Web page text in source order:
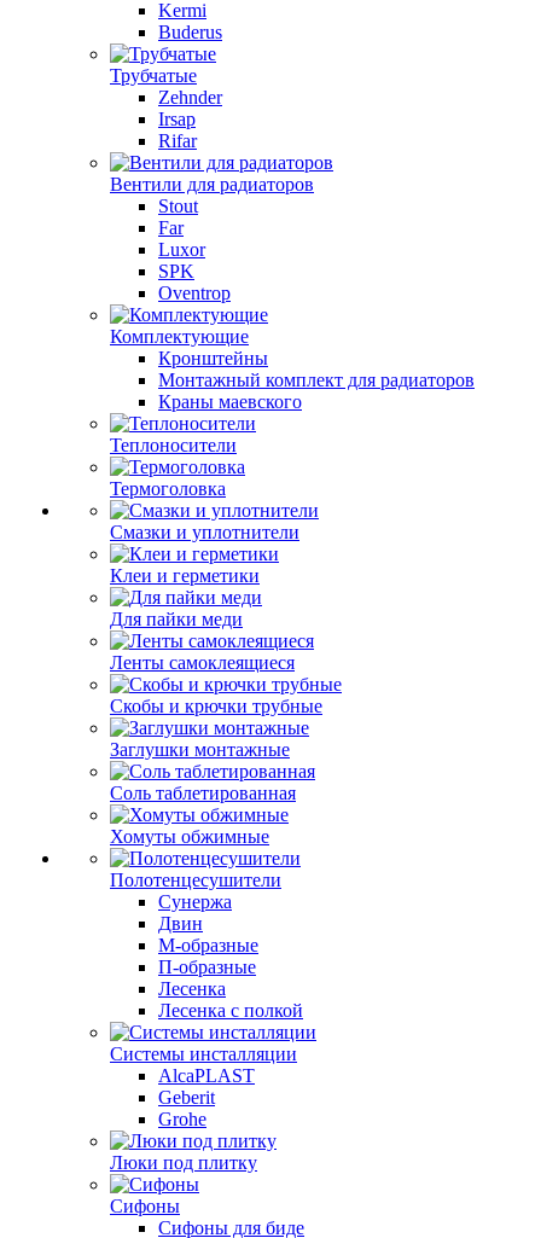
Kermi
Buderus
Трубчатые
Zehnder
Irsap
Rifar
Вентили для радиаторов
Stout
Far
Luxor
SPK
Oventrop
Комплектующие
Кронштейны
Монтажный комплект для радиаторов
Краны маевского
Теплоносители
Термоголовка
Смазки и уплотнители
Клеи и герметики
Для пайки меди
Ленты самоклеящиеся
Скобы и крючки трубные
Заглушки монтажные
Соль таблетированная
Хомуты обжимные
Полотенцесушители
Сунержа
Двин
М-образные
П-образные
Лесенка
Лесенка с полкой
Системы инсталляции
AlcaPLAST
Geberit
Grohe
Люки под плитку
Сифоны
Сифoны для биде